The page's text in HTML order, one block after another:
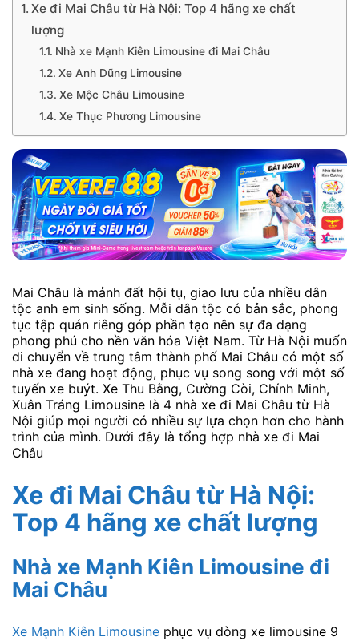
Xe đi Mai Châu từ Hà Nội: Top 4 hãng xe chất
lượng
Nhà xe Mạnh Kiên Limousine đi Mai Châu
Xe Anh Dũng Limousine
Xe Mộc Châu Limousine
Xe Thục Phương Limousine
Mai Châu là mảnh đất hội tụ, giao lưu của nhiều dân
tộc anh em sinh sống. Mỗi dân tộc có bản sắc, phong
tục tập quán riêng góp phần tạo nên sự đa dạng
phong phú cho nền văn hóa Việt Nam. Từ Hà Nội muốn
di chuyển về trung tâm thành phố Mai Châu có một số
nhà xe đang hoạt động, phục vụ song song với một số
tuyến xe buýt. Xe Thu Bằng, Cường Còi, Chính Minh,
Xuân Tráng Limousine là 4 nhà xe đi Mai Châu từ Hà
Nội giúp mọi người có nhiều sự lựa chọn hơn cho hành
trình của mình. Dưới đây là tổng hợp nhà xe đi Mai
Châu
Xe đi Mai Châu từ Hà Nội:
Top 4 hãng xe chất lượng
Nhà xe Mạnh Kiên Limousine đi
Mai Châu
Xe Mạnh Kiên Limousine phục vụ dòng xe limousine 9